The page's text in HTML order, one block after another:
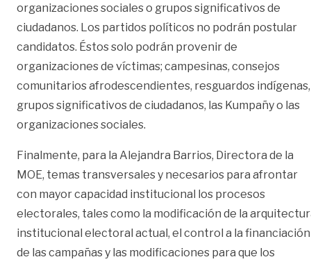
organizaciones sociales o grupos significativos de
ciudadanos. Los partidos políticos no podrán postular
candidatos. Éstos solo podrán provenir de
organizaciones de víctimas; campesinas, consejos
comunitarios afrodescendientes, resguardos indígenas,
grupos significativos de ciudadanos, las Kumpañy o las
organizaciones sociales.
Finalmente, para la Alejandra Barrios, Directora de la
MOE, temas transversales y necesarios para afrontar
con mayor capacidad institucional los procesos
electorales, tales como la modificación de la
institucional electoral actual, el control a la financiación
de las campañas y las modificaciones para que los